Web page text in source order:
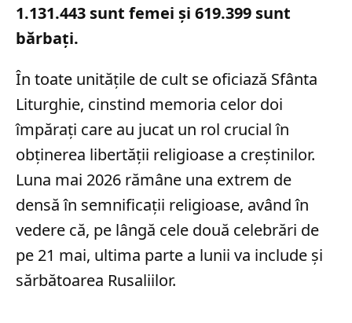
1.131.443 sunt femei și 619.399 sunt
bărbați.
În toate unitățile de cult se oficiază Sfânta
Liturghie, cinstind memoria celor doi
împărați care au jucat un rol crucial în
obținerea libertății religioase a creștinilor.
Luna mai 2026 rămâne una extrem de
densă în semnificații religioase, având în
vedere că, pe lângă cele două celebrări de
pe 21 mai, ultima parte a lunii va include și
sărbătoarea Rusaliilor.